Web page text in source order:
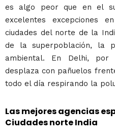
es algo peor que en el
excelentes excepciones
ciudades del norte de la
de la superpoblación, la
ambiental. En Delhi, por
desplaza con pañuelos
todo el día respirando la
Las mejores agencias
Ciudades norte India